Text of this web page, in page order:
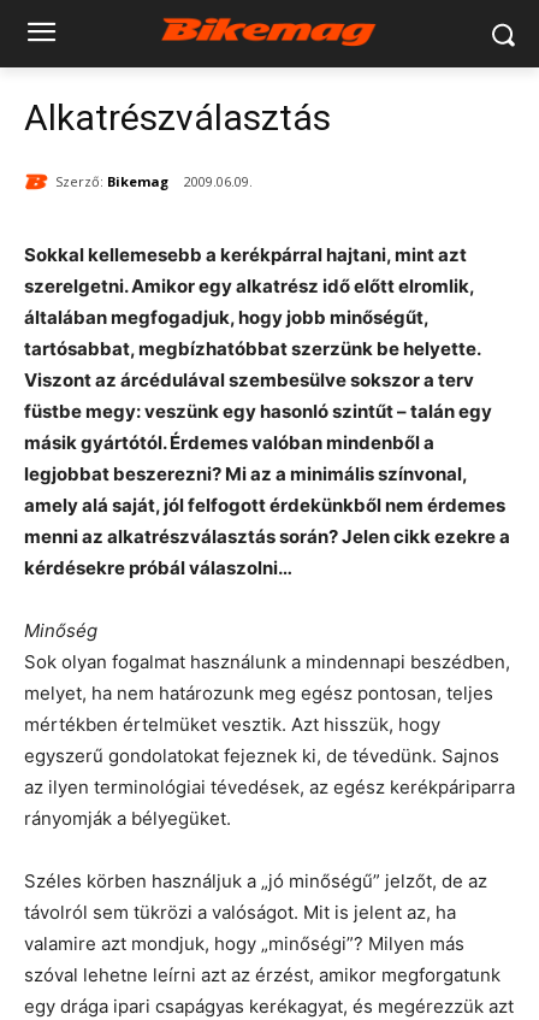
Alkatrészválasztás
Szerző: Bikemag 2009.06.09.
Sokkal kellemesebb a kerékpárral hajtani, mint azt
szerelgetni. Amikor egy alkatrész idő előtt elromlik,
általában megfogadjuk, hogy jobb minőségűt,
tartósabbat, megbízhatóbbat szerzünk be helyette.
Viszont az árcédulával szembesülve sokszor a terv
füstbe megy: veszünk egy hasonló szintűt – talán egy
másik gyártótól. Érdemes valóban mindenből a
legjobbat beszerezni? Mi az a minimális színvonal,
amely alá saját, jól felfogott érdekünkből nem érdemes
menni az alkatrészválasztás során? Jelen cikk ezekre a
kérdésekre próbál válaszolni…
Minőség
Sok olyan fogalmat használunk a mindennapi beszédben,
melyet, ha nem határozunk meg egész pontosan, teljes
mértékben értelmüket vesztik. Azt hisszük, hogy
egyszerű gondolatokat fejeznek ki, de tévedünk. Sajnos
az ilyen terminológiai tévedések, az egész kerékpáriparra
rányomják a bélyegüket.
Széles körben használjuk a „jó minőségű” jelzőt, de az
távolról sem tükrözi a valóságot. Mit is jelent az, ha
valamire azt mondjuk, hogy „minőségi”? Milyen más
szóval lehetne leírni azt az érzést, amikor megforgatunk
egy drága ipari csapágyas kerékagyat, és megérezzük azt